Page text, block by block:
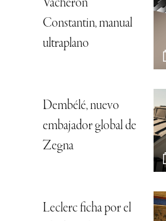
Vacheron
Constantin, manual
ultraplano
Dembélé, nuevo
embajador global de
Zegna
Leclerc ficha por el